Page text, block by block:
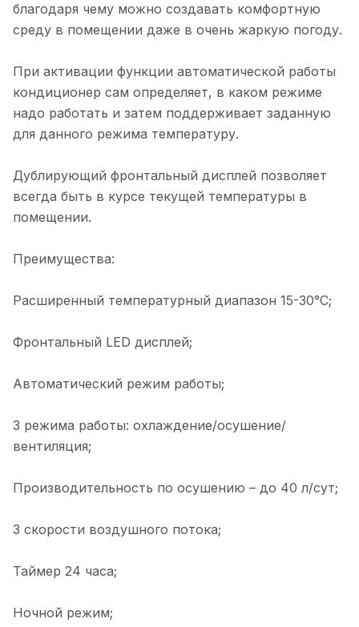
благодаря чему можно создавать комфортную
среду в помещении даже в очень жаркую погоду.
При активации функции автоматической работы
кондиционер сам определяет, в каком режиме
надо работать и затем поддерживает заданную
для данного режима температуру.
Дублирующий фронтальный дисплей позволяет
всегда быть в курсе текущей температуры в
помещении.
Преимущества:
Расширенный температурный диапазон 15-30°С;
Фронтальный LED дисплей;
Автоматический режим работы;
3 режима работы: охлаждение/осушение/
вентиляция;
Производительность по осушению – до 40 л/сут;
3 скорости воздушного потока;
Таймер 24 часа;
Ночной режим;